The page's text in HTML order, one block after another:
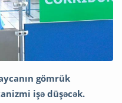
gömrük
işə düşəcək.